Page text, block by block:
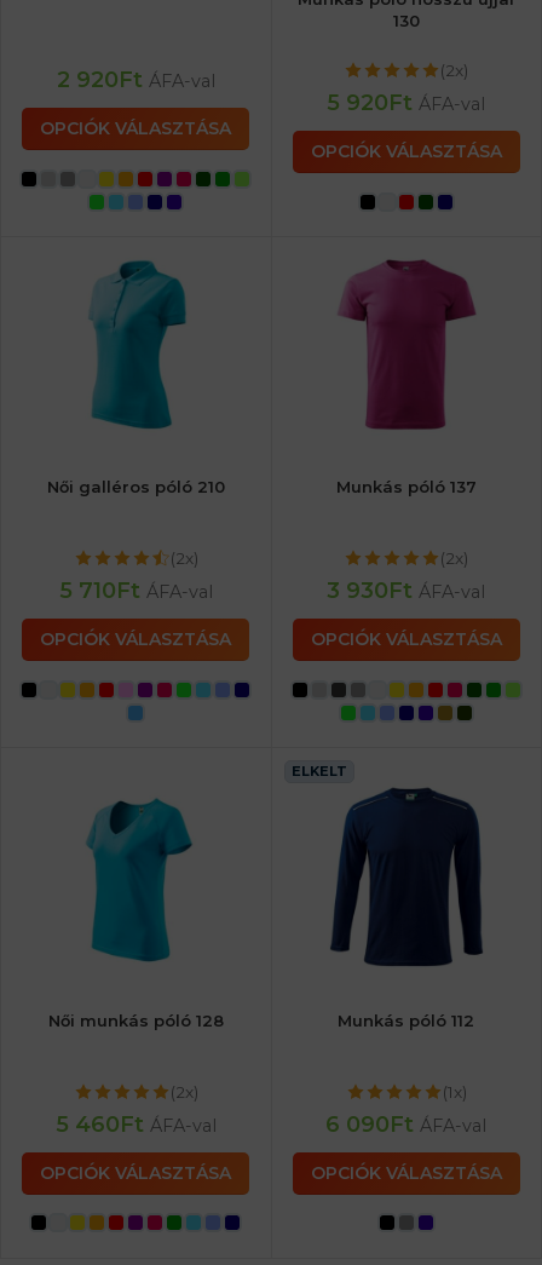
2 920Ft ÁFA-val
OPCIÓK VÁLASZTÁSA
130
(2x)
5 920Ft ÁFA-val
OPCIÓK VÁLASZTÁSA
Női galléros póló 210
(2x)
5 710Ft ÁFA-val
OPCIÓK VÁLASZTÁSA
Munkás póló 137
(2x)
3 930Ft ÁFA-val
OPCIÓK VÁLASZTÁSA
Női munkás póló 128
(2x)
5 460Ft ÁFA-val
OPCIÓK VÁLASZTÁSA
ELKELT
Munkás póló 112
(1x)
6 090Ft ÁFA-val
OPCIÓK VÁLASZTÁSA